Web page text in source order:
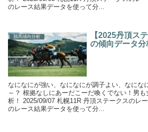
のレース結果データを使って分...
競馬傾向分析
【2025丹頂ス
の傾向データ分
なになにが強い、なになにが調子よい、なにな
～？ 根拠なしにあーだこーだ喚くでない！男
析！ 2025/09/07 札幌11R 丹頂ステークスのレ
のレース結果データを使って分...